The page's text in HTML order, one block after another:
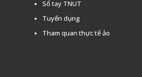
Sổ tay TNUT
Tuyển dụng
Tham quan thực tế ảo